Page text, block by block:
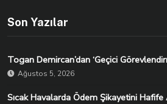
Son Yazılar
Togan Demircan’dan ‘Geçici
Ağustos 5, 2026
Sıcak Havalarda Ödem Şikayetini Hafife